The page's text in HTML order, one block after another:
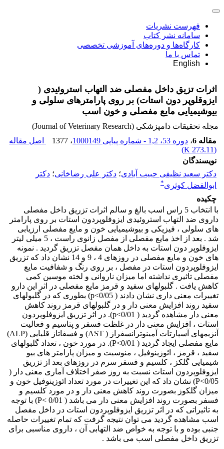
فهرست نشریات
سامانه نشر کتاب
کارگاه‌ها و دوره‌های آموزشی تخصصی
تماس با ما
English
اثرات تزیق داخل مفصلی ضد التهاب استروئیدی (
ایزوقلوپر دون استات) بر روی پارامترهای سلولی و
بیوشیمیایی مایع مفصلی و خون اسب
مجله تحقیقات دامپزشکی (Journal of Veterinary Research)
مقاله 6
، دوره 53، 1,2 - شماره پیاپی 1000149 ، 1377
اصل مقاله
(
273.11 K
)
نویسندگان
دکتر سعید نظیفی حبیب آبادی؛ دکتر علی رضاخانی؛ دکتر
ابوالفضل کوثری*
چکیده
با انتخاب 5 راس اسب بالغ و سالم اثرات تزریق داخل مفصلی
داروی ضد التهاب استروئیدی ایزوفلوپردون استات بر روی پارامتر
های سلولی ، فیزیکی و بیوشیمیایی خون و مایع مفصلی ارزیابی
شد . بعد از اخذ مایع مفصلی از مفصل زانوی راست ، 5 میلی لیتر
ایزوفلوپر دون استات به داخل همان مفصل تزریق گردید . نمونه
های خون و مایع مفصلی در روزهای 4 ، 9 و 14 نشان داد که تزریق
ایزوفلوپردون استات در مفصل ، بر روی رنگ و شفافیت مایع
مفصلی تاثیری نداشته اما میزان ناروانی و لخته موسین کمی
کاهش یافت . گلبولهای سفید و قرمز مایع مفصلی در اثر این دارو
تغییرات معنی داری نشان دادند ( p<0/05) بطوری که در گلبولهای
سفید روند افزایش معنی دار و در گلبولهای قرمز روند کاهش
معنی دار مشاهده گردید ( p<0/01). در اثر تزریق ایزوفلوپردون
استات ، افزایش معنی دار در غلظت فسفر و پتاسیم و فعالیت
آنزیمهای آسپارتات آمینوترانسفراز ( AST) و فسفاتاز قلیایی (ALP)
مایع مفصلی ایجاد گردید ( P<0/01). در مورد خون ، تعداد گلبولهای
سفید ، قرمز ، ائوزینوفیل ، منوسیت و میزان پارامتر های بیو
شیمیایی گلکز ، کلسیم و فسفر سرم در روزهای بعد از تزریق
ایزوفلوپردون استات نسبت به روز صفر اختلاف آماری معنی دار (
P<0/05) نشان داد که این تغییرات در مورد تعداد ائوزینوفیل خون و
میزان گلکوز بصورت روند کاهش معنی دار و در مورد کلسیم و
فسفر بصورت روند افزایش معنی دار می باشد ( P< 0/01) با توجه
به تاثیراتی که در اثر تزریق ایزوفلوپردون استات در داخل مفصل
اسب مشاهده گردید می توان نتیجه گرفت که تمام تغییرات حاصله
جنبی بوده و با توجه به خواص ضد التهابی آن ، داروی مناسبی برای
تزریق داخل مفصلی اسب می باشد .